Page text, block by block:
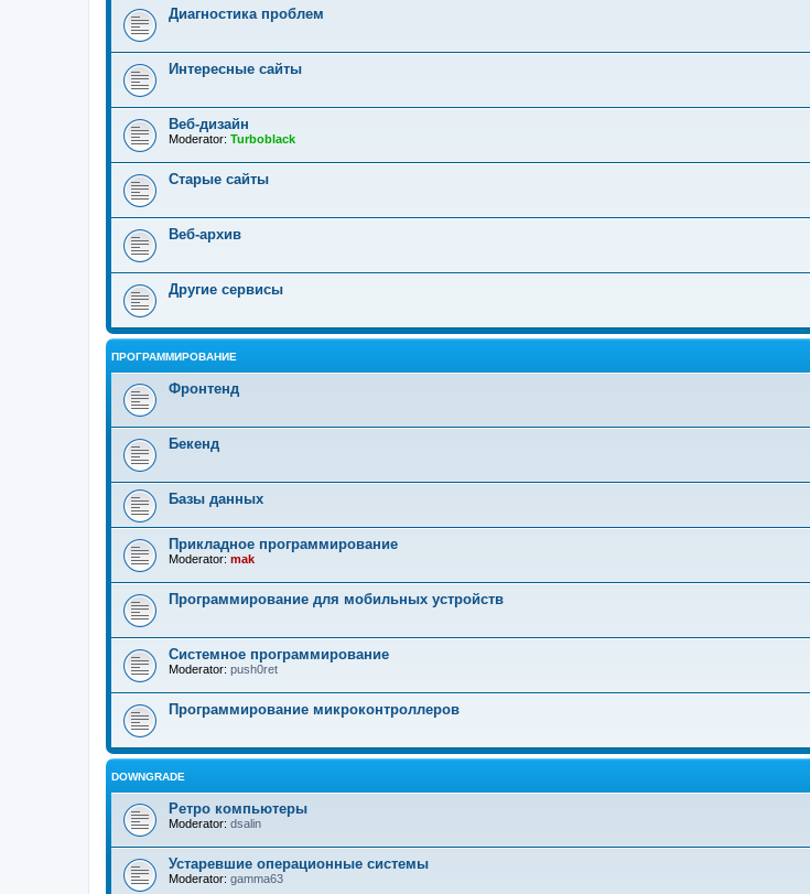
Диагностика проблем
Интересные сайты
Веб-дизайн
Moderator: Turboblack
Старые сайты
Веб-архив
Другие сервисы
ПРОГРАММИРОВАНИЕ
Фронтенд
Бекенд
Базы данных
Прикладное программирование
Moderator: mak
Программирование для мобильных устройств
Системное программирование
Moderator: push0ret
Программирование микроконтроллеров
DOWNGRADE
Ретро компьютеры
Moderator: dsalin
Устаревшие операционные системы
Moderator: gamma63